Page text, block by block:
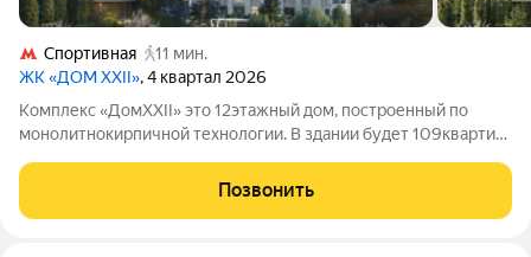
Спортивная
11 мин.
ЖК «ДОМ XXII», 4 квартал 2026
Комплекс «ДомXXII» это 12этажный дом, построенный по
монолитнокирпичной технологии. В здании будет 109квартир,
формате пентхауса. Потолки в
Позвонить